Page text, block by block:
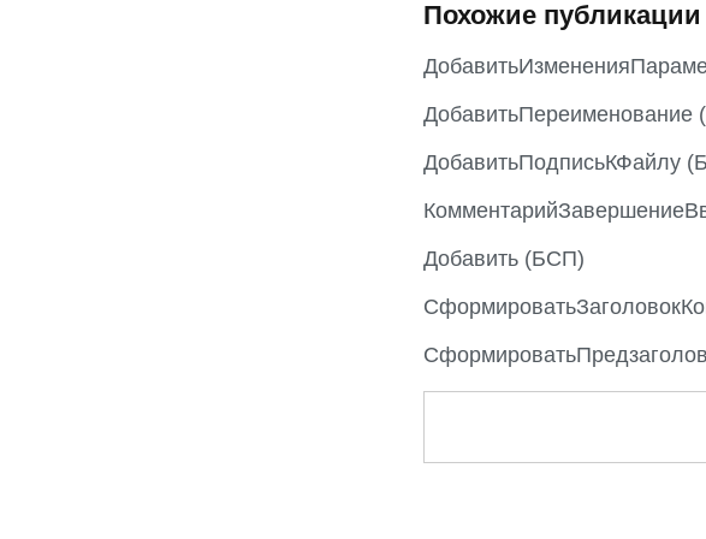
Похожие публикации
ДобавитьПереименование
ДобавитьПодписьКФайлу
Добавить (БСП)